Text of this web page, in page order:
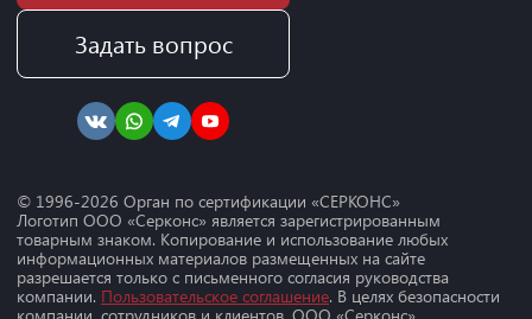
Задать вопрос
© 1996-2026 Орган по сертификации «СЕРКОНС»
Логотип ООО «Серконс» является зарегистрированным
товарным знаком. Копирование и использование любых
информационных материалов размещенных на сайте
разрешается только с письменного согласия руководства
компании. Пользовательское соглашение. В целях безопасности